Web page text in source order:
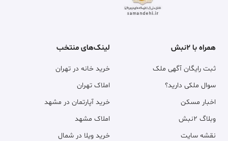
همراه با ۲نبش
ثبت رایگان آگهی ملک
سوال ملکی دارید؟
اخبار مسکن
وبلاگ ۲نبش
نقشه سایت
لینک‌های منتخب
خرید خانه در تهران
املاک تهران
خرید آپارتمان در مشهد
املاک مشهد
خرید ویلا در شمال